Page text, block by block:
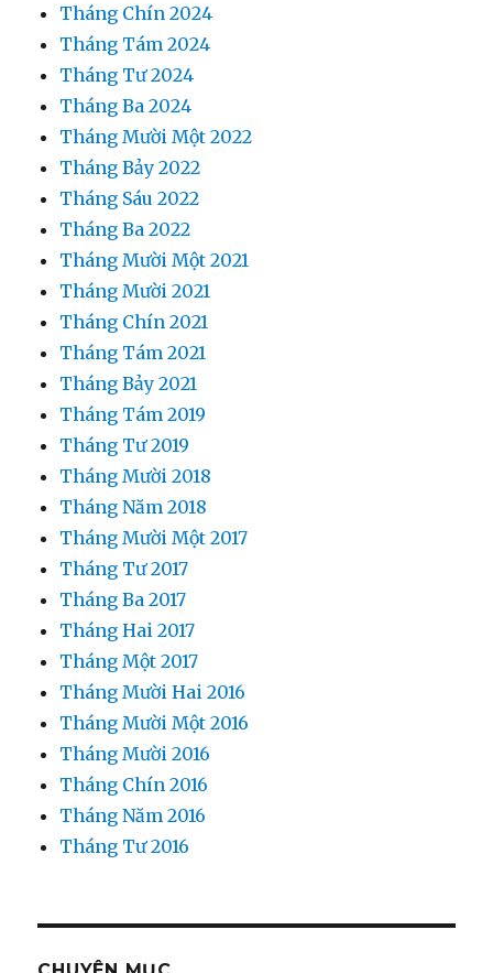
Tháng Chín 2024
Tháng Tám 2024
Tháng Tư 2024
Tháng Ba 2024
Tháng Mười Một 2022
Tháng Bảy 2022
Tháng Sáu 2022
Tháng Ba 2022
Tháng Mười Một 2021
Tháng Mười 2021
Tháng Chín 2021
Tháng Tám 2021
Tháng Bảy 2021
Tháng Tám 2019
Tháng Tư 2019
Tháng Mười 2018
Tháng Năm 2018
Tháng Mười Một 2017
Tháng Tư 2017
Tháng Ba 2017
Tháng Hai 2017
Tháng Một 2017
Tháng Mười Hai 2016
Tháng Mười Một 2016
Tháng Mười 2016
Tháng Chín 2016
Tháng Năm 2016
Tháng Tư 2016